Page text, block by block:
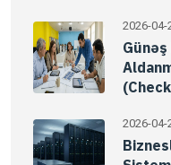
2026-04-
2026-04-